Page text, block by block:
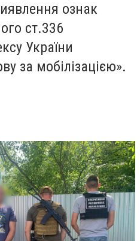
ознак
ст.336
України
за мобілізацією».